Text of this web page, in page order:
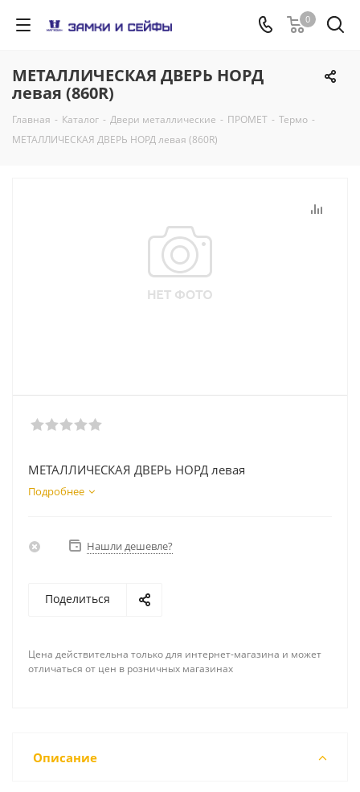
0
МЕТАЛЛИЧЕСКАЯ ДВЕРЬ НОРД
левая (860R)
Главная - Каталог - Двери металлические - ПРОМЕТ - Термо -
МЕТАЛЛИЧЕСКАЯ ДВЕРЬ НОРД левая (860R)
МЕТАЛЛИЧЕСКАЯ ДВЕРЬ НОРД левая
Подробнее
Нашли дешевле?
Поделиться
Цена действительна только для интернет-магазина и может
отличаться от цен в розничных магазинах
Описание